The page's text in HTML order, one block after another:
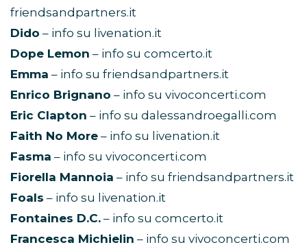
friendsandpartners.it
Dido – info su livenation.it
Dope Lemon – info su comcerto.it
Emma – info su friendsandpartners.it
Enrico Brignano – info su vivoconcerti.com
Eric Clapton – info su dalessandroegalli.com
Faith No More – info su livenation.it
Fasma – info su vivoconcerti.com
Fiorella Mannoia – info su friendsandpartners.it
Foals – info su livenation.it
Fontaines D.C. – info su comcerto.it
Francesca Michielin – info su vivoconcerti.com